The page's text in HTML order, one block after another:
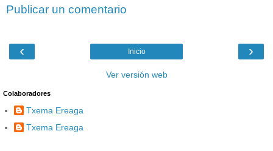
Publicar un comentario
‹ ›
Inicio
Ver versión web
Colaboradores
Txema Ereaga
Txema Ereaga